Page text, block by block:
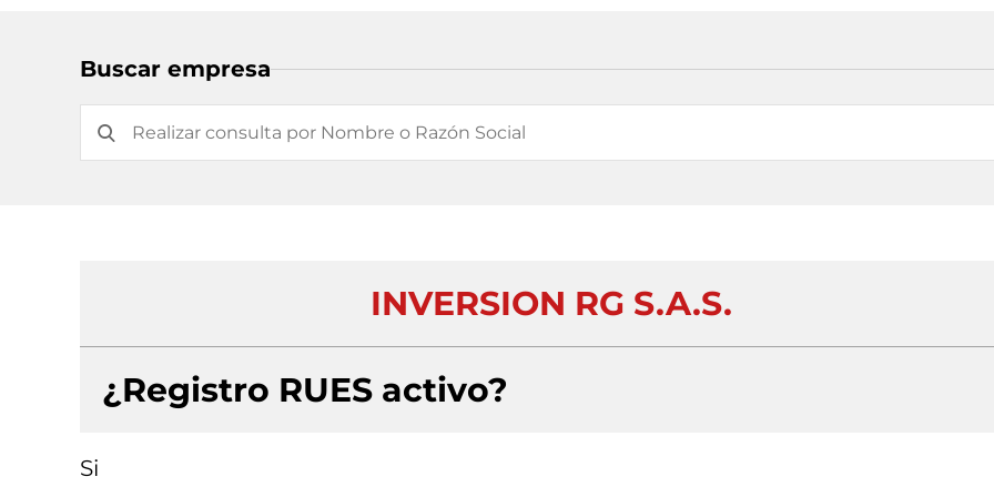
Buscar empresa
INVERSION RG S.A.S.
¿Registro RUES activo?
Si